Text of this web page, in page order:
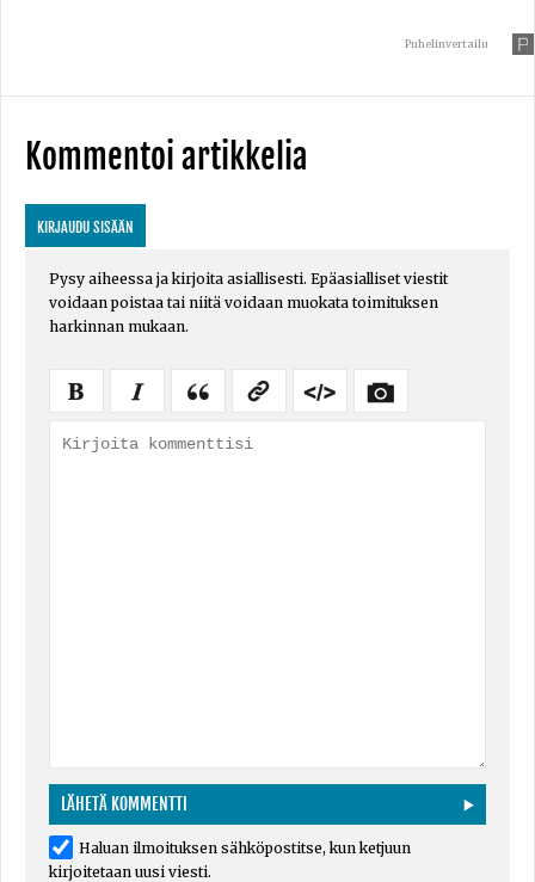
Puhelinvertailu
Kommentoi artikkelia
KIRJAUDU SISÄÄN
Pysy aiheessa ja kirjoita asiallisesti. Epäasialliset viestit
voidaan poistaa tai niitä voidaan muokata toimituksen
harkinnan mukaan.
Haluan ilmoituksen sähköpostitse, kun ketjuun
kirjoitetaan uusi viesti.